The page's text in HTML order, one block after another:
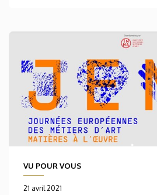
VU POUR VOUS
21 avril 2021